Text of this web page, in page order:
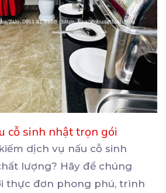
cỗ sinh nhật trọn gói
dịch vụ nấu cỗ sinh
lượng? Hãy để chúng
thực đơn phong phú, trình